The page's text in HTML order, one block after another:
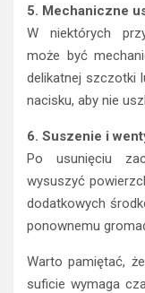
5. Mechaniczne
W niektórych
może być
delikatnej szczotki
nacisku, aby nie
6. Suszenie i
Po usunięciu
wysuszyć
dodatkowych
ponownemu
Warto pamiętać,
suficie wymaga